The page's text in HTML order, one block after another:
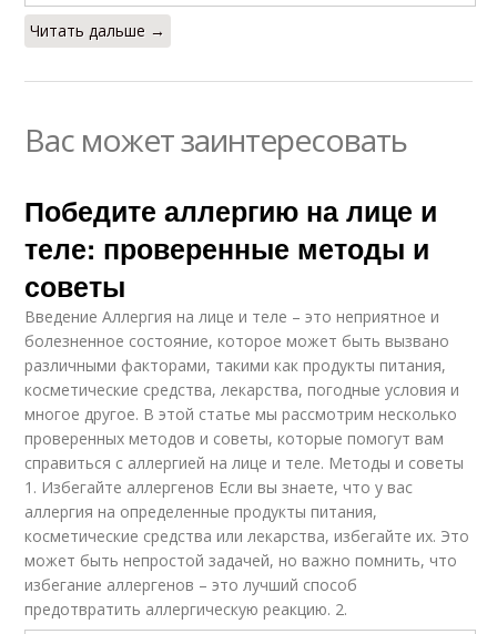
Читать дальше →
Вас может заинтересовать
Победите аллергию на лице и
теле: проверенные методы и
советы
Введение Аллергия на лице и теле – это неприятное и
болезненное состояние, которое может быть вызвано
различными факторами, такими как продукты питания,
косметические средства, лекарства, погодные условия и
многое другое. В этой статье мы рассмотрим несколько
проверенных методов и советы, которые помогут вам
справиться с аллергией на лице и теле. Методы и советы
1. Избегайте аллергенов Если вы знаете, что у вас
аллергия на определенные продукты питания,
косметические средства или лекарства, избегайте их. Это
может быть непростой задачей, но важно помнить, что
избегание аллергенов – это лучший способ
предотвратить аллергическую реакцию. 2.